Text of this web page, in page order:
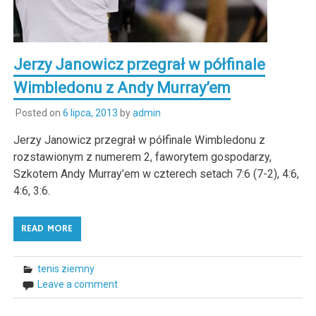
Jerzy Janowicz przegrał w półfinale
Wimbledonu z Andy Murray’em
Posted on 6 lipca, 2013 byadmin
Jerzy Janowicz przegrał w półfinale Wimbledonu z
rozstawionym z numerem 2, faworytem gospodarzy,
Szkotem Andy Murray’em w czterech setach 7:6 (7-2), 4:6,
4:6, 3:6.
READ MORE
tenis ziemny
Leave a comment